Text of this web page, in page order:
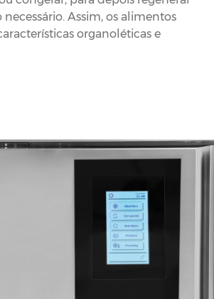
Assim, os alimentos
organoléticas e